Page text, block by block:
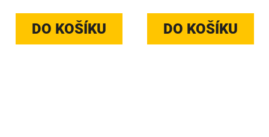
DO KOŠÍKU DO KOŠÍKU